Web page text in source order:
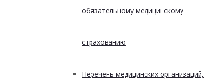
обязательному медицинскому
страхованию
Перечень медицинских организаций,